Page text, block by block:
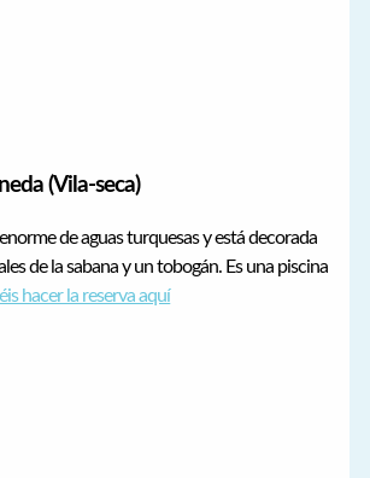
(Vila-seca)
de aguas turquesas y está decorada
de la sabana y un tobogán. Es una piscina
hacer la reserva aquí